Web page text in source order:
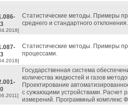
Статистические методы. Примеры
среднего и стандартного отклонения.
Статистические методы. Примеры
процессами.
Государственная система
количества жидкостей и газов
Проектирование
с сужающими устройствами. Расчет
измерений. Программный